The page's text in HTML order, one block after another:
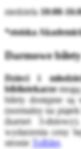
niedziela10:00-
*stoiska
Darmowe
Dzieci i
bibliotekarzemogą
bilety dostępne są
(normalny na
(karnet 3-
wydarzenia ceny
stronie
ToBilet.